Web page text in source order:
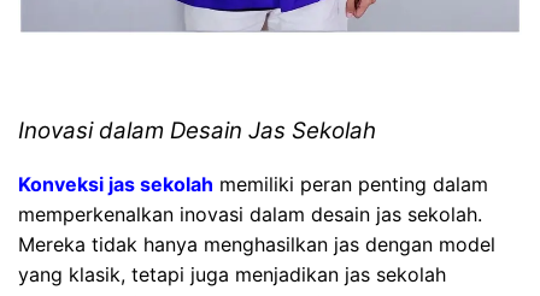
Inovasi dalam Desain Jas Sekolah
Konveksi jas sekolah memiliki peran penting dalam
memperkenalkan inovasi dalam desain jas sekolah.
Mereka tidak hanya menghasilkan jas dengan model
yang klasik, tetapi juga menjadikan jas sekolah